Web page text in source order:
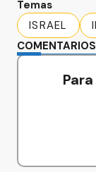
Temas
ISRAEL
COMENTARIOS